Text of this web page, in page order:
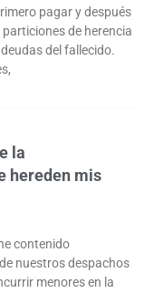
pagar y después
de herencia
del fallecido.
la
hereden mis
contenido
nuestros despachos
menores en la